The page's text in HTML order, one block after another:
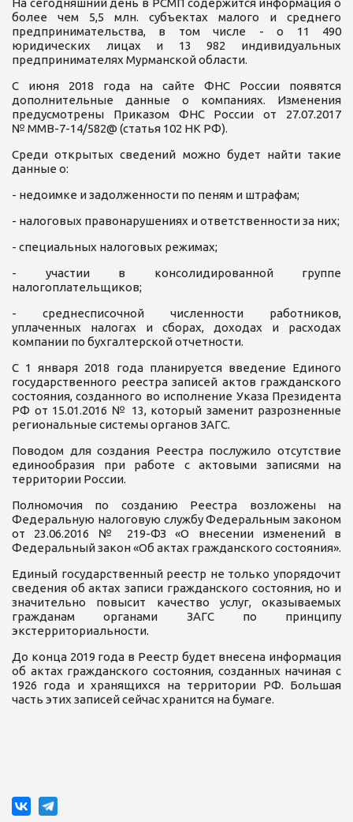
На сегодняшний день в РСМП содержится информация о
более чем 5,5 млн. субъектах малого и среднего
предпринимательства, в том числе - о 11 490
юридических лицах и 13 982 индивидуальных
предпринимателях Мурманской области.
С июня 2018 года на сайте ФНС России появятся
дополнительные данные о компаниях. Изменения
предусмотрены Приказом ФНС России от 27.07.2017
№ ММВ-7-14/582@ (статья 102 НК РФ).
Среди открытых сведений можно будет найти такие
данные о:
- недоимке и задолженности по пеням и штрафам;
- налоговых правонарушениях и ответственности за них;
- специальных налоговых режимах;
- участии в консолидированной группе
налогоплательщиков;
- среднесписочной численности работников,
уплаченных налогах и сборах, доходах и расходах
компании по бухгалтерской отчетности.
С 1 января 2018 года планируется введение Единого
государственного реестра записей актов гражданского
состояния, созданного во исполнение Указа Президента
РФ от 15.01.2016 № 13, который заменит разрозненные
региональные системы органов ЗАГС.
Поводом для создания Реестра послужило отсутствие
единообразия при работе с актовыми записями на
территории России.
Полномочия по созданию Реестра возложены на
Федеральную налоговую службу Федеральным законом
от 23.06.2016 № 219-ФЗ «О внесении изменений в
Федеральный закон «Об актах гражданского состояния».
Единый государственный реестр не только упорядочит
сведения об актах записи гражданского состояния, но и
значительно повысит качество услуг, оказываемых
гражданам органами ЗАГС по принципу
экстерриториальности.
До конца 2019 года в Реестр будет внесена информация
об актах гражданского состояния, созданных начиная с
1926 года и хранящихся на территории РФ. Большая
часть этих записей сейчас хранится на бумаге.